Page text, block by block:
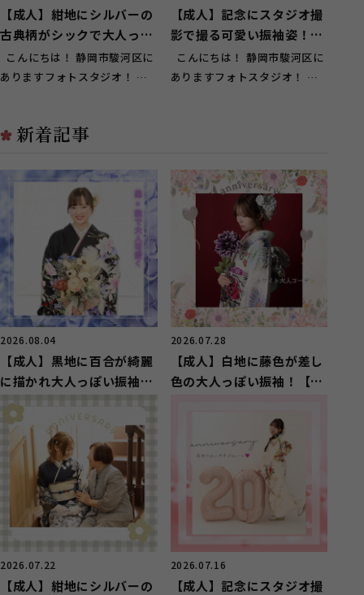
【成人】紺地にシルバーの
古典柄がシックで大人っぽ
い振袖【葵区】
こんにちは！ 静岡市駿河区に
ありますフォトスタジオ！ ガ
【成人】記念にスタジオ撮
影で撮る可愛い振袖姿！
【駿河区用宗】
こんにちは！ 静岡市駿河区に
ありますフォトスタジオ！ ガ
新着記事
2026.08.04
【成人】黒地に百合が綺麗
に描かれ大人っぽい振袖
【葵区】
2026.07.28
【成人】白地に藤色が差し
色の大人っぽい振袖！【駿
2026.07.22
【成人】紺地にシルバーの
2026.07.16
【成人】記念にスタジオ撮